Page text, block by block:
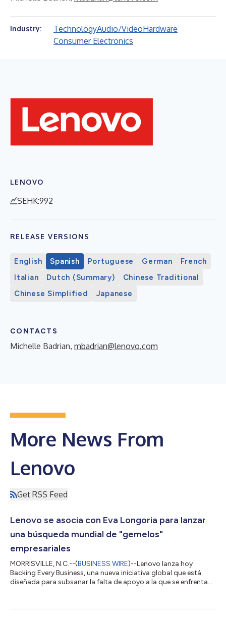
Industry: TechnologyAudio/VideoHardware
Consumer Electronics
LENOVO
SEHK:992
RELEASE VERSIONS
English Spanish Portuguese German
French
Italian
Dutch (Summary)
Chinese Traditional
Chinese Simplified
Japanese
CONTACTS
Michelle Badrian, mbadrian@lenovo.com
More News From
Lenovo
Get RSS Feed
Lenovo se asocia con Eva Longoria para lanzar
una búsqueda mundial de "gemelos"
empresariales
MORRISVILLE, N.C.--(BUSINESS WIRE)--Lenovo lanza hoy
Backing Every Business, una nueva iniciativa global que está
diseñada para subsanar la falta de apoyo a la que se enfrentan
mundo pueden solicitar subvenciones, tecnología basada en